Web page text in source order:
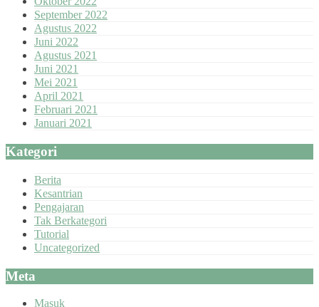
September 2022
Agustus 2022
Juni 2022
Agustus 2021
Juni 2021
Mei 2021
April 2021
Februari 2021
Januari 2021
Kategori
Berita
Kesantrian
Pengajaran
Tak Berkategori
Tutorial
Uncategorized
Meta
Masuk